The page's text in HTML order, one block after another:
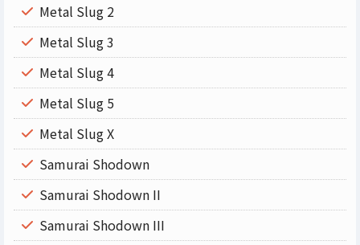
Metal Slug 2
Metal Slug 3
Metal Slug 4
Metal Slug 5
Metal Slug X
Samurai Shodown
Samurai Shodown II
Samurai Shodown III